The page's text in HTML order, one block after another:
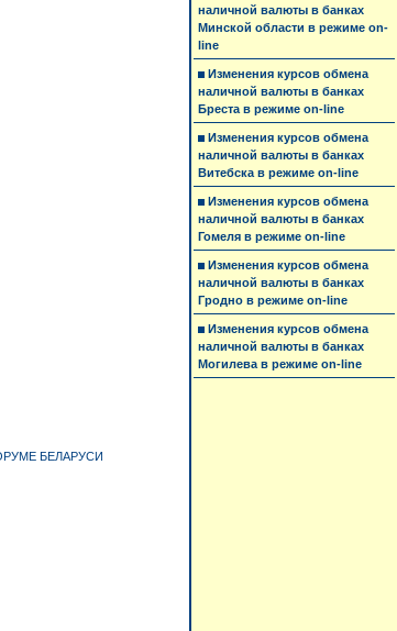
БЕЛАРУСИ
наличной валюты в банках
Минской области в режиме on-
line
Изменения курсов обмена
наличной валюты в банках
Бреста в режиме on-line
Изменения курсов обмена
наличной валюты в банках
Витебска в режиме on-line
Изменения курсов обмена
наличной валюты в банках
Гомеля в режиме on-line
Изменения курсов обмена
наличной валюты в банках
Гродно в режиме on-line
Изменения курсов обмена
наличной валюты в банках
Могилева в режиме on-line